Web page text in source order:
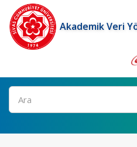
Akademik Veri
Ara